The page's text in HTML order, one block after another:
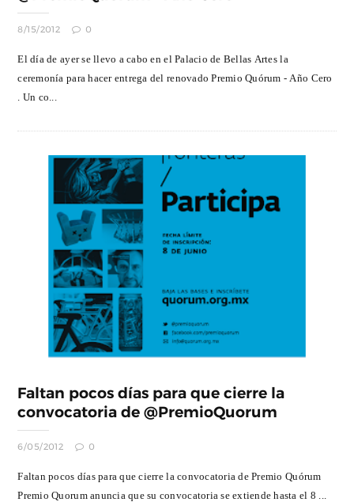
8/15/2012 0
El día de ayer se llevo a cabo en el Palacio de Bellas Artes la
ceremonía para hacer entrega del renovado Premio Quórum - Año Cero
. Un co...
Faltan pocos días para que cierre la
convocatoria de @PremioQuorum
6/05/2012 0
Faltan pocos días para que cierre la convocatoria de Premio Quórum
Premio Quorum anuncia que su convocatoria se extiende hasta el 8 ...